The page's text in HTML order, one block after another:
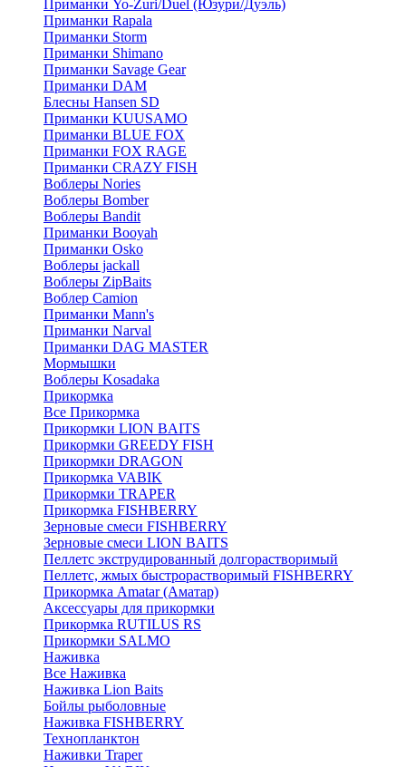
Приманки Yo-Zuri/Duel (Юзури/Дуэль)
Приманки Rapala
Приманки Storm
Приманки Shimano
Приманки Savage Gear
Приманки DAM
Блесны Hansen SD
Приманки KUUSAMO
Приманки BLUE FOX
Приманки FOX RAGE
Приманки CRAZY FISH
Воблеры Nories
Воблеры Bomber
Воблеры Bandit
Приманки Booyah
Приманки Osko
Воблеры jackall
Воблеры ZipBaits
Воблер Camion
Приманки Mann's
Приманки Narval
Приманки DAG MASTER
Мормышки
Воблеры Kosadaka
Прикормка
Все Прикормка
Прикормки LION BAITS
Прикормки GREEDY FISH
Прикормки DRAGON
Прикормка VABIK
Прикормки TRAPER
Прикормка FISHBERRY
Зерновые смеси FISHBERRY
Зерновые смеси LION BAITS
Пеллетс экструдированный долгорастворимый
Пеллетс, жмых быстрорастворимый FISHBERRY
Прикормка Amatar (Аматар)
Аксессуары для прикормки
Прикормка RUTILUS RS
Прикормки SALMO
Наживка
Все Наживка
Наживка Lion Baits
Бойлы рыболовные
Наживка FISHBERRY
Технопланктон
Наживки Traper